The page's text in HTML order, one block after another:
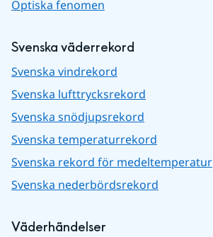
Optiska fenomen
Svenska väderrekord
Svenska vindrekord
Svenska lufttrycksrekord
Svenska snödjupsrekord
Svenska temperaturrekord
Svenska rekord för medeltemperatur
Svenska nederbördsrekord
Väderhändelser